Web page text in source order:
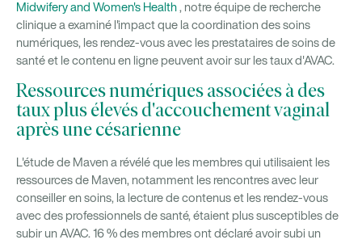
Midwifery and Women's Health, notre équipe de recherche
clinique a examiné l'impact que la coordination des soins
numériques, les rendez-vous avec les prestataires de soins de
santé et le contenu en ligne peuvent avoir sur les taux d'AVAC.
Ressources numériques associées à des
taux plus élevés d'accouchement vaginal
après une césarienne
L'étude de Maven a révélé que les membres qui utilisaient les
ressources de Maven, notamment les rencontres avec leur
conseiller en soins, la lecture de contenus et les rendez-vous
avec des professionnels de santé, étaient plus susceptibles de
subir un AVAC. 16 % des membres ont déclaré avoir subi un